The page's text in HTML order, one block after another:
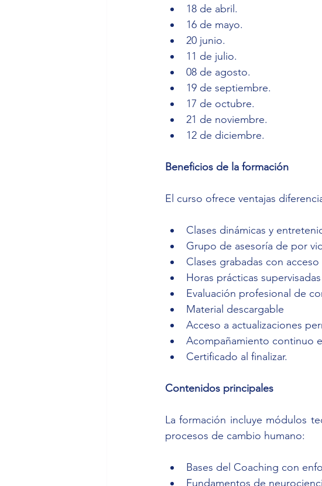
18 de abril.
16 de mayo.
20 junio.
11 de julio.
08 de agosto.
19 de septiembre.
17 de octubre.
21 de noviembre.
12 de diciembre.
Beneficios de la formación
El curso ofrece ventajas
Clases dinámicas y
Grupo de asesoría de por
Clases grabadas con
Horas prácticas supervisadas
Evaluación profesional de
Material descargable
Acceso a actualizaciones
Acompañamiento continuo
Certificado al finalizar.
Contenidos principales
La formación incluye módulos
procesos de cambio humano:
Bases del Coaching con
Fundamentos de